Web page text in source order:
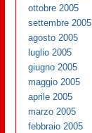
ottobre 2005
settembre 2005
agosto 2005
luglio 2005
giugno 2005
maggio 2005
aprile 2005
marzo 2005
febbraio 2005